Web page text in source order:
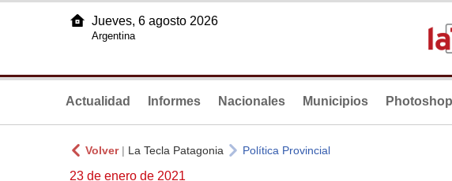
Jueves, 6 agosto 2026
Argentina
Actualidad Informes Nacionales Municipios Photoshop
Volver| La Tecla Patagonia Política Provincial
23 de enero de 2021